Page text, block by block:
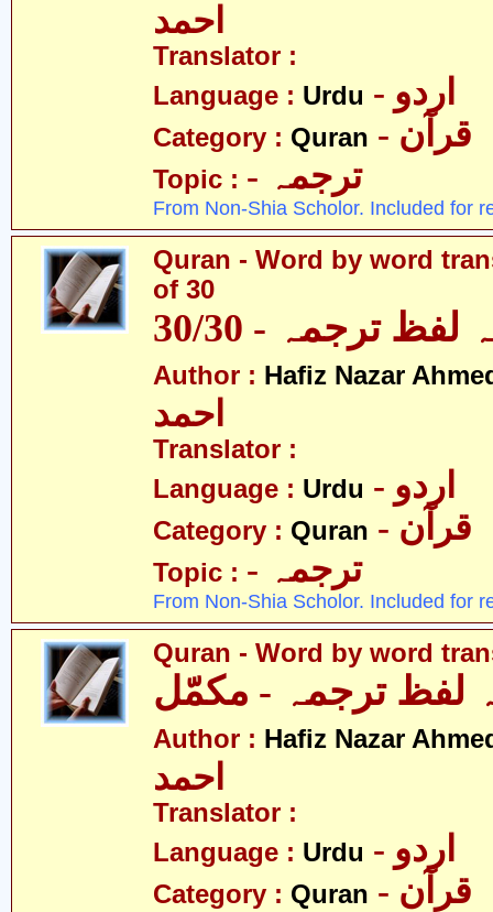
احمد
Translator :
Language : Urdu - اردو
Category : Quran - قرآن
Topic : - ترجمہ
From Non-Shia Scholor. Included for
Quran - Word by word
of 30
ترجمہ - 30/30
Author : Hafiz Nazar
احمد
Translator :
Language : Urdu - اردو
Category : Quran - قرآن
Topic : - ترجمہ
From Non-Shia Scholor. Included for
Quran - Word by word
لفظ ترجمہ - مکمّل
Author : Hafiz Nazar
احمد
Translator :
Language : Urdu - اردو
Category : Quran - قرآن